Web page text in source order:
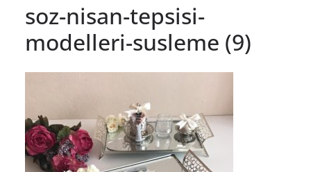
soz-nisan-tepsisi-
modelleri-susleme (9)